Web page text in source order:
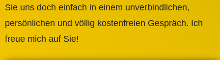
Sie uns doch einfach in einem unverbindlichen,
persönlichen und völlig kostenfreien Gespräch. Ich
freue mich auf Sie!